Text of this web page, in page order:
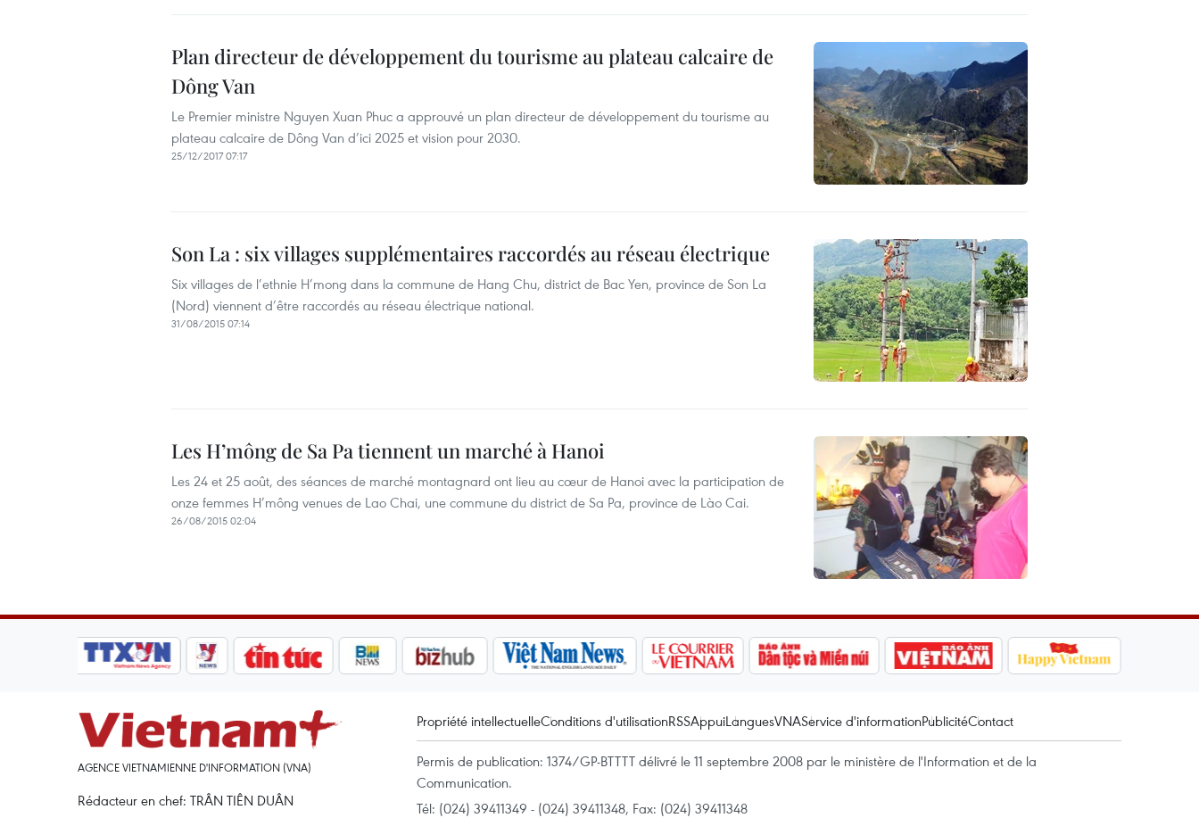
Plan directeur de développement du tourisme au plateau calcaire de
Dông Van
Le Premier ministre Nguyen Xuan Phuc a approuvé un plan directeur de développement du tourisme au
plateau calcaire de Dông Van d’ici 2025 et vision pour 2030.
25/12/2017 07:17
Son La : six villages supplémentaires raccordés au réseau électrique
Six villages de l’ethnie H’mong dans la commune de Hang Chu, district de Bac Yen, province de Son La
(Nord) viennent d’être raccordés au réseau électrique national.
31/08/2015 07:14
Les H’mông de Sa Pa tiennent un marché à Hanoi
Les 24 et 25 août, des séances de marché montagnard ont lieu au cœur de Hanoi avec la participation de
onze femmes H’mông venues de Lao Chai, une commune du district de Sa Pa, province de Lào Cai.
26/08/2015 02:04
AGENCE VIETNAMIENNE D'INFORMATION (VNA)
Rédacteur en chef: TRÂN TIÊN DUÂN
Propriété intellectuelleConditions d'utilisationRSSAppuiLanguesVNAService d'informationPublicitéContact
Permis de publication: 1374/GP-BTTTT délivré le 11 septembre 2008 par le ministère de l'Information et de la
Communication.
Tél: (024) 39411349 - (024) 39411348, Fax: (024) 39411348